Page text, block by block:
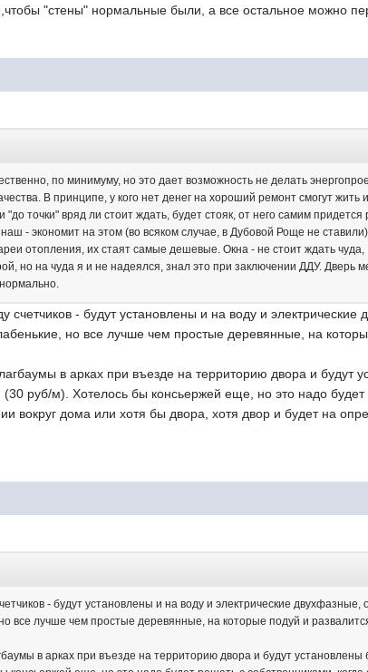
"стены" нормальные были, а все остальное можно
по минимуму, но это дает возможность не делать
В принципе, у кого нет денег на хороший ремонт смогут жить
"до точки" вряд ли стоит ждать, будет стояк, от него самим
- экономит на этом (во всяком случае, в Дубовой Роще не
отопления, их стаят самые дешевые. Окна - не стоит ждать
но на чуда я и не надеялся, знал это при заключении ДДУ. Дверь
счетчиков - будут установлены и на воду и
но все лучше чем простые деревянные, на
в арках при въезде на территорию двора и будут
(30 руб/м). Хотелось бы консьержей еще, но это надо
вокруг дома или хотя бы двора, хотя двор и будет на
- будут установлены и на воду и электрические
все лучше чем простые деревянные, на которые подуй и
в арках при въезде на территорию двора и будут установлены